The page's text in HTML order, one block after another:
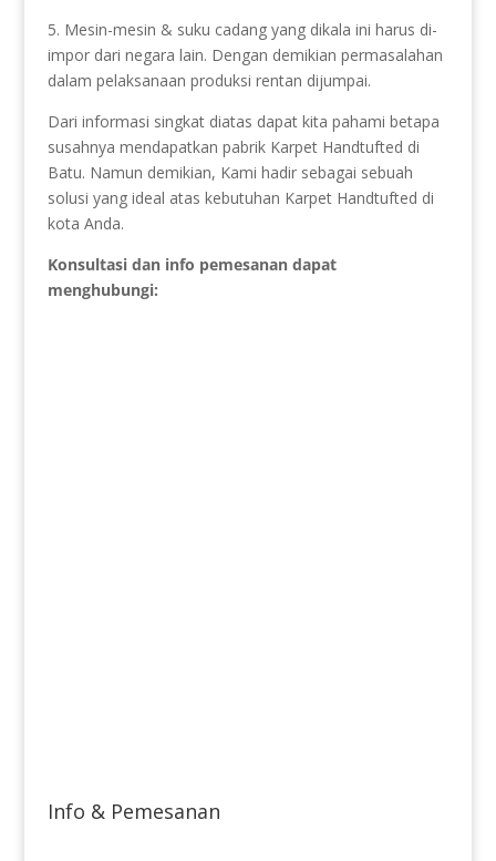
5. Mesin-mesin & suku cadang yang dikala ini harus di-
impor dari negara lain. Dengan demikian permasalahan
dalam pelaksanaan produksi rentan dijumpai.
Dari informasi singkat diatas dapat kita pahami betapa
susahnya mendapatkan pabrik Karpet Handtufted di
Batu. Namun demikian, Kami hadir sebagai sebuah
solusi yang ideal atas kebutuhan Karpet Handtufted di
kota Anda.
Konsultasi dan info pemesanan dapat
menghubungi:
Info & Pemesanan